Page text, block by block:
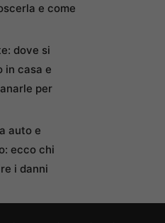
e come
dove si
in casa e
per
auto e
ecco chi
i danni